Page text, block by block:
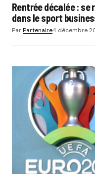
Rentrée décalée :
dans le sport
ParPartenaire4 décembre